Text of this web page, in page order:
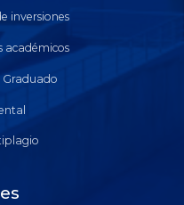
inversiones
académicos